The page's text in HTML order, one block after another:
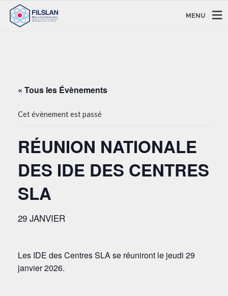
MENU
« Tous les Évènements
Cet évènement est passé
RÉUNION NATIONALE
DES IDE DES CENTRES
SLA
29 JANVIER
Les IDE des Centres SLA se réuniront le jeudi 29
janvier 2026.